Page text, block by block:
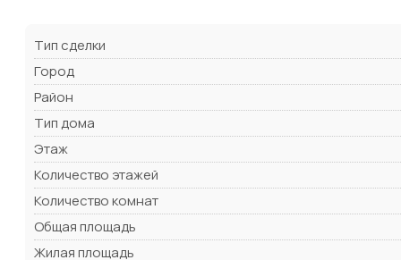
Тип сделки
Город
Район
Тип дома
Этаж
Количество этажей
Количество комнат
Общая площадь
Жилая площадь